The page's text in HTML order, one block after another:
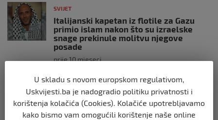
SVIJET
Italijanski kapetan iz flotile za Gazu
primio islam nakon što su izraelske
snage prekinule molitvu njegove
posade
prije 10 mjeseci
SVIJET
Brod “Mikeno” probio izraelsku blokadu
i uplovio u Gazu – kapetan iz Sarajeva
vijori zastavu BiH
U skladu s novom europskom regulativom,
Uskvijesti.ba je nadogradio politiku privatnosti i
korištenja kolačića (Cookies). Kolačiće upotrebljavamo
kako bismo vam omogućili korištenje naše online